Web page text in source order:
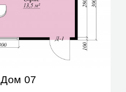
Дом 07